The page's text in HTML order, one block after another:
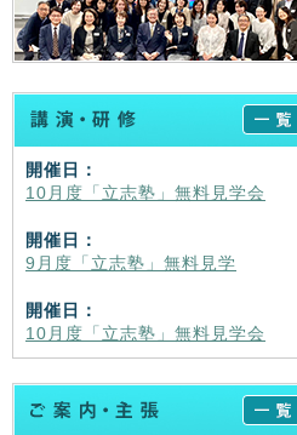
開催日：
10月度「立志塾」無料見学会
開催日：
9月度「立志塾」無料見学
開催日：
10月度「立志塾」無料見学会